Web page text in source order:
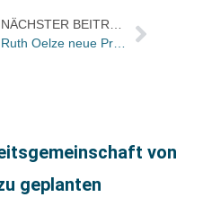
von
geplanten